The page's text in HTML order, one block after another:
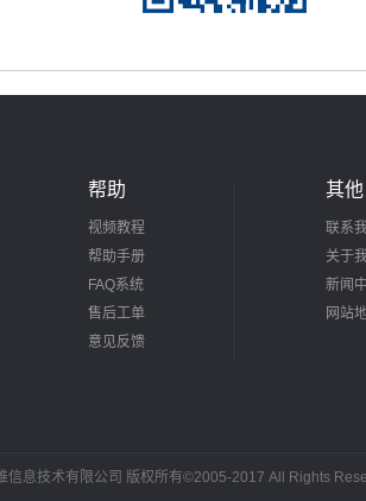
帮助
视频教程
帮助手册
FAQ系统
售后工单
意见反馈
其他
联系
关于
新闻
网站
信息技术有限公司 版权所有©2005-2017 All Rights